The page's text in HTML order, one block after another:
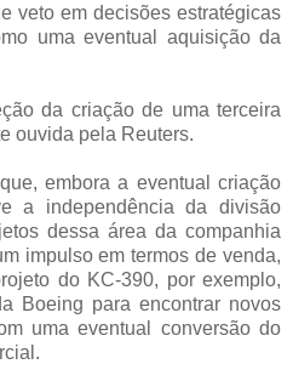
veto em decisões estratégicas
uma eventual aquisição da
da criação de uma terceira
ouvida pela Reuters.
embora a eventual criação
a independência da divisão
dessa área da companhia
impulso em termos de venda,
do KC-390, por exemplo,
Boeing para encontrar novos
uma eventual conversão do